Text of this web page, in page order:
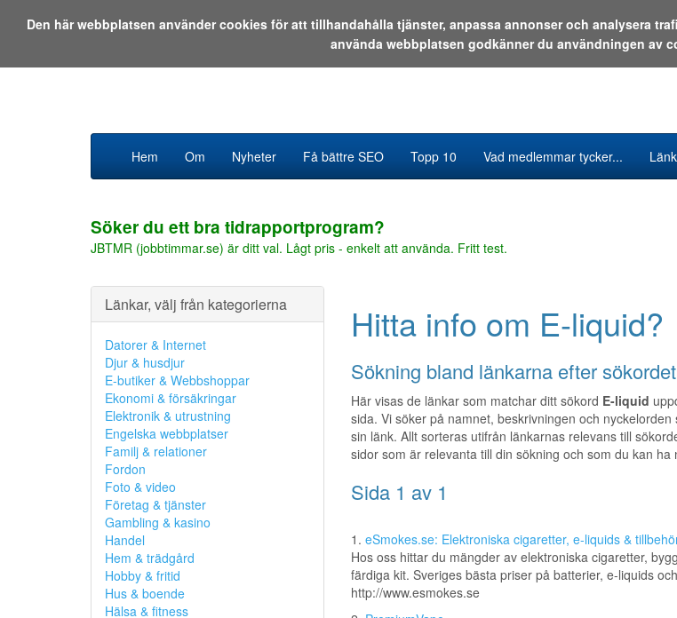
Hem Om Nyheter Få bättre SEO Topp 10 Vad medlemmar tycker...
Söker du ett bra tidrapportprogram?
JBTMR (jobbtimmar.se) är ditt val. Lågt pris - enkelt att använda. Fritt test.
Länkar, välj från kategorierna
Datorer & Internet
Djur & husdjur
E-butiker & Webbshoppar
Ekonomi & försäkringar
Elektronik & utrustning
Engelska webbplatser
Familj & relationer
Fordon
Foto & video
Företag & tjänster
Gambling & kasino
Handel
Hem & trädgård
Hobby & fritid
Hus & boende
Hälsa & fitness
Hitta info om E-liquid?
Sökning bland länkarna efter
Här visas de länkar som matchar ditt sökord E-liquid
sida. Vi söker på namnet, beskrivningen och
sin länk. Allt sorteras utifrån länkarnas relevans till
sidor som är relevanta till din sökning och som du kan ha
Sida 1 av 1
1. eSmokes.se: Elektroniska cigaretter, e-liquids &
Hos oss hittar du mängder av elektroniska cigaretter,
färdiga kit. Sveriges bästa priser på batterier, e-liquids
http://www.esmokes.se
Den här webbplatsen använder cookies för att tillhandahålla tjänster, anpassa annonser och analysera
använda webbplatsen godkänner du användningen av